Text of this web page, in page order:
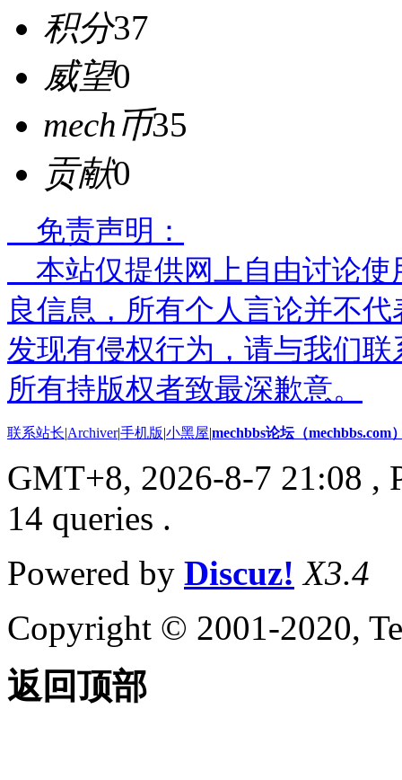
积分37
威望0
mech币35
贡献0
免责声明：
本站仅提供网上自由讨论使
良信息，所有个人言论并不
发现有侵权行为，请与我们
所有持版权者致最深歉意。
联系站长|Archiver|手机版|小黑屋|mechbbs论坛（mechbbs.com
GMT+8, 2026-8-7 21:08 ,
14 queries .
Powered by Discuz! X3.4
Copyright © 2001-2020,
返回顶部